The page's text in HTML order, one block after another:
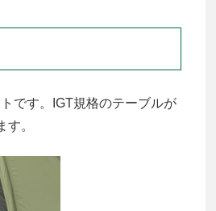
です。IGT規格のテーブルが
。